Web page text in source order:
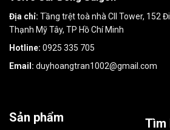
Địa chỉ: Tầng trệt toà nhà CII Tower, 152
Thạnh Mỹ Tây, TP Hồ Chí Minh
Hotline: 0925 335 705
Email: duyhoangtran1002@gmail.com
Sản phẩm Tìm